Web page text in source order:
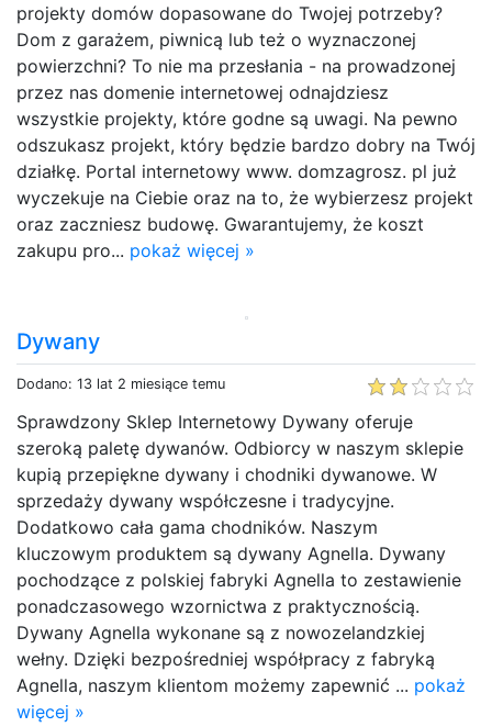
projekty domów dopasowane do Twojej potrzeby?
Dom z garażem, piwnicą lub też o wyznaczonej
powierzchni? To nie ma przesłania - na prowadzonej
przez nas domenie internetowej odnajdziesz
wszystkie projekty, które godne są uwagi. Na pewno
odszukasz projekt, który będzie bardzo dobry na Twój
działkę. Portal internetowy www. domzagrosz. pl już
wyczekuje na Ciebie oraz na to, że wybierzesz projekt
oraz zaczniesz budowę. Gwarantujemy, że koszt
zakupu pro... pokaż więcej »
Dywany
Dodano: 13 lat 2 miesiące temu
Sprawdzony Sklep Internetowy Dywany oferuje
szeroką paletę dywanów. Odbiorcy w naszym sklepie
kupią przepiękne dywany i chodniki dywanowe. W
sprzedaży dywany współczesne i tradycyjne.
Dodatkowo cała gama chodników. Naszym
kluczowym produktem są dywany Agnella. Dywany
pochodzące z polskiej fabryki Agnella to zestawienie
ponadczasowego wzornictwa z praktycznością.
Dywany Agnella wykonane są z nowozelandzkiej
wełny. Dzięki bezpośredniej współpracy z fabryką
Agnella, naszym klientom możemy zapewnić ... pokaż
więcej »